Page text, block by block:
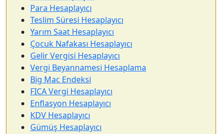
Para Hesaplayıcı
Teslim Süresi Hesaplayıcı
Yarım Saat Hesaplayıcı
Çocuk Nafakası Hesaplayıcı
Gelir Vergisi Hesaplayıcı
Vergi Beyannamesi Hesaplama
Big Mac Endeksi
FICA Vergi Hesaplayıcı
Enflasyon Hesaplayıcı
KDV Hesaplayıcı
Gümüş Hesaplayıcı